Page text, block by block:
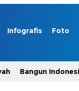
Infografis Foto
Bangun